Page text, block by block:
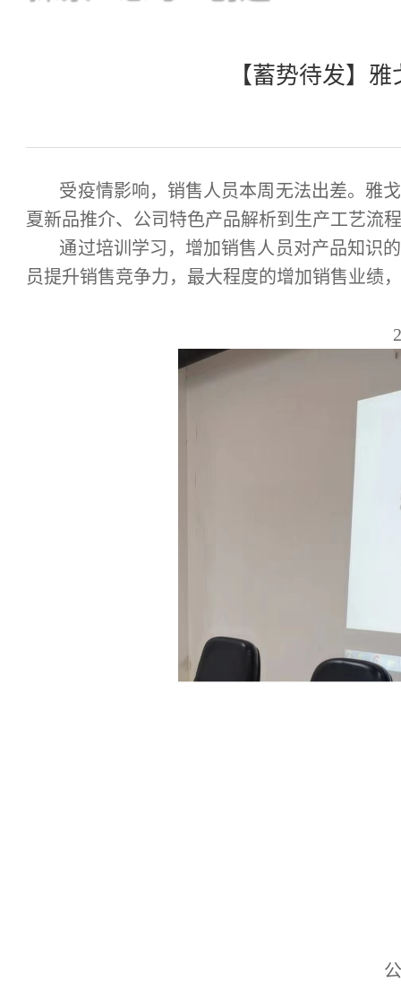
【蓄势待发】
受疫情影响，销售人员本周无法出差。 雅
夏新品推介、公司特色产品解析到生产工艺流
通过培训学习，增加销售人员对产品知识
员提升销售竞争力，最大程度的增加销售业绩